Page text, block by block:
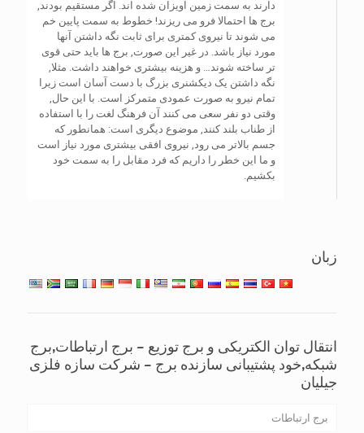
دارند به سمت زمین آویزان شده اند. اگر مستقیم بودند,
برج ها احتمالا فرو می ریزند! خطوط به سمت پایین خم
می شوند تا نیروی کمتری برای ثابت نگه داشتن آنها
مورد نیاز باشد. در غیر این صورت, برج ها باید حتی قوی
تر ساخته شوند… و هزینه بیشتری خواهند داشت. مثلا,
نگه داشتن یک دیکشنری بزرگ با دست آسان است زیرا
تمام نیرو به صورت عمودی متمرکز است. با این حال,
وقتی دو نفر سعی می کنند آن فرهنگ لغت را با استفاده
از طناب بلند کنند, موضوع دیگری است: همانطور که
جسم بالاتر می رود, نیروی افقی بیشتری مورد نیاز است
و ما این خطر را داریم که فرد مقابل را به سمت خود
بکشیم.
زبان
انتقال توان الکتریکی و برج توزیع – برج ارتباطات,برج
شبکه,خود پشتیبانی سازنده برج – شرکت سازه فلزی
جیلیان
برج ارتباطات